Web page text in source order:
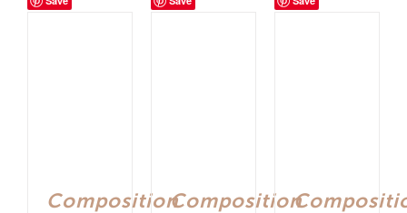
CompositionComposition